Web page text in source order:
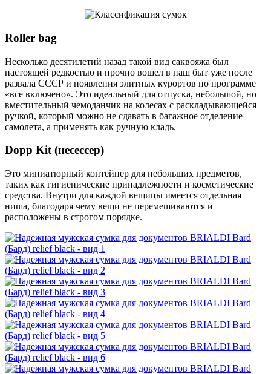
Roller bag
Несколько десятилетий назад такой вид саквояжа был
настоящей редкостью и прочно вошел в наш быт уже после
развала СССР и появления элитных курортов по программе
«все включено». Это идеальный для отпуска, небольшой, но
вместительный чемоданчик на колесах с раскладывающейся
ручкой, который можно не сдавать в багажное отделение
самолета, а применять как ручную кладь.
Dopp Kit (несессер)
Это миниатюрный контейнер для небольших предметов,
таких как гигиенические принадлежности и косметические
средства. Внутри для каждой вещицы имеется отдельная
ниша, благодаря чему вещи не перемешиваются и
расположены в строгом порядке.